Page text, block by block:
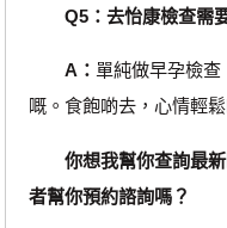
Q5：去怡康檢查需
A： 單純做早孕檢
嘅。食飽啲去，心情輕
你想我幫你查詢最
者幫你預約諮詢嗎？